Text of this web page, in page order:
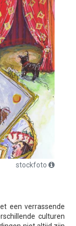
stockfoto
een verrassende
culturen